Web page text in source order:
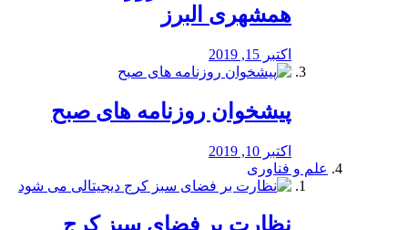
همشهری البرز
اکتبر 15, 2019
پیشخوان روزنامه های صبح
اکتبر 10, 2019
علم و فناوری
نظارت بر فضای سبز کرج